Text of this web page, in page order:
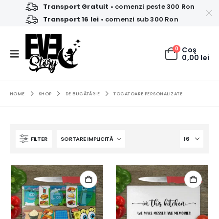
Transport Gratuit • comenzi peste 300 Ron
Transport 16 lei • comenzi sub 300 Ron
0 Coş
0,00 lei
HOME SHOP DE BUCĂTĂRIE TOCATOARE PERSONALIZATE
FILTER